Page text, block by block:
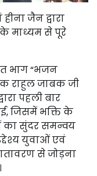
जैन द्वारा
के माध्यम से पूरे
भाग “भजन
राहुल जाबक जी
पहली बार
जिसमें भक्ति के
का सुंदर समन्वय
युवाओं एवं
से जोड़ना